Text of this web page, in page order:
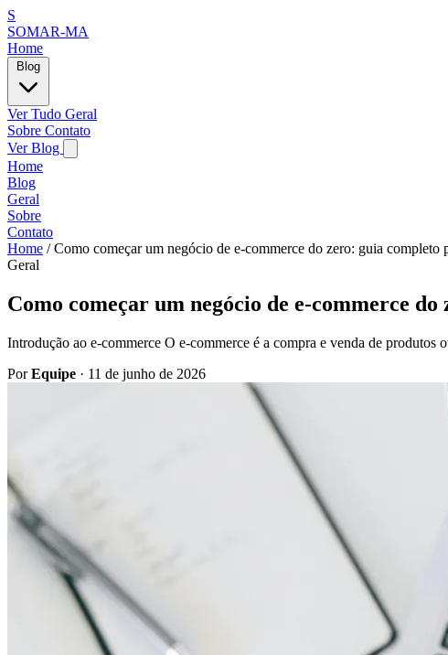
S
SOMAR-MA
Home
Ver Tudo Geral
Sobre Contato
Ver Blog
Home
Blog
Geral
Sobre
Contato
Home / Como começar um negócio de e-commerce do zero: guia completo
Geral
Como começar um negócio de e-commerce
Introdução ao e-commerce O e-commerce é a compra e venda de
PorEquipe · 11 de junho de 2026